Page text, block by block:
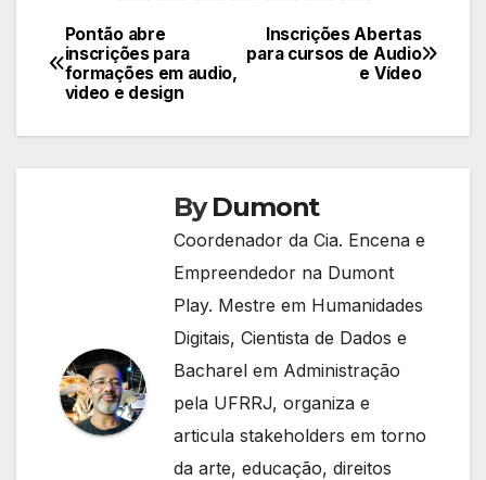
Navegação
de
Post
Inscrições Abertas
para cursos de Audio
e Vídeo
Pontão abre
inscrições para
formações em audio,
video e design
ByDumont
Coordenador da Cia. Encena e
Empreendedor na Dumont
Play. Mestre em Humanidades
Digitais, Cientista de Dados e
Bacharel em Administração
pela UFRRJ, organiza e
articula stakeholders em torno
da arte, educação, direitos